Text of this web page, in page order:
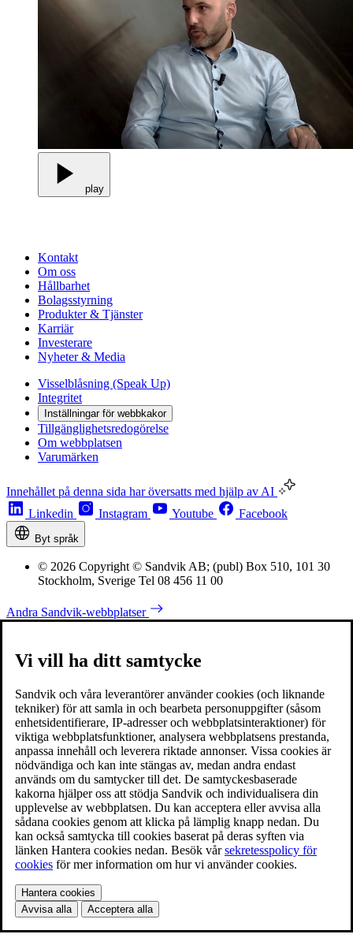
play
Kontakt
Om oss
Hållbarhet
Bolagsstyrning
Produkter & Tjänster
Karriär
Investerare
Nyheter & Media
Visselblåsning (Speak Up)
Integritet
Inställningar för webbkakor
Tillgänglighetsredogörelse
Om webbplatsen
Varumärken
Innehållet på denna sida har översatts med hjälp av AI
Linkedin
Instagram Youtube Facebook
Byt språk
© 2026 Copyright © Sandvik AB; (publ) Box 510, 101 30
Stockholm, Sverige Tel 08 456 11 00
Andra Sandvik-webbplatser
Vi vill ha ditt samtycke
Sandvik och våra leverantörer använder cookies (och liknande
tekniker) för att samla in och bearbeta personuppgifter (såsom
enhetsidentifierare, IP-adresser och webbplatsinteraktioner) för
viktiga webbplatsfunktioner, analysera webbplatsens prestanda,
anpassa innehåll och leverera riktade annonser. Vissa cookies är
nödvändiga och kan inte stängas av, medan andra endast
används om du samtycker till det. De samtyckesbaserade
kakorna hjälper oss att stödja Sandvik och individualisera din
upplevelse av webbplatsen. Du kan acceptera eller avvisa alla
sådana cookies genom att klicka på lämplig knapp nedan. Du
kan också samtycka till cookies baserat på deras syften via
länken Hantera cookies nedan. Besök vårsekretesspolicy för
cookies för mer information om hur vi använder cookies.
Hantera cookies
Avvisa alla
Acceptera alla